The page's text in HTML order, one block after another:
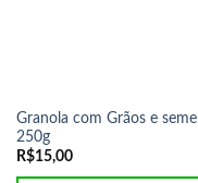
Granola com Grãos e
250g
R$15,00